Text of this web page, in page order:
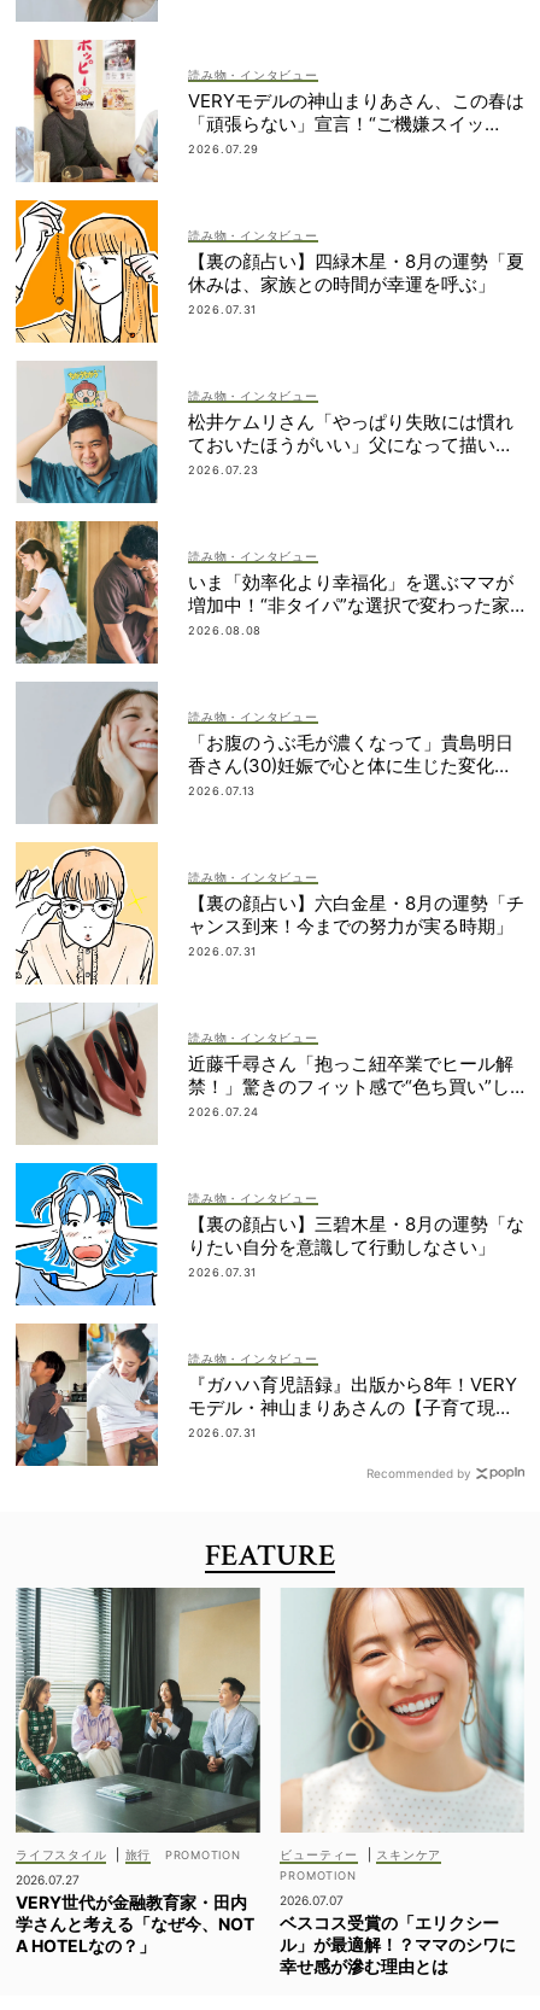
読み物・インタビュー
VERYモデルの神山まりあさん、この春は
「頑張らない」宣言！“ご機嫌スイッ
チ”の入れ方って？
2026.07.29
読み物・インタビュー
【裏の顔占い】四緑木星・8月の運勢「夏
休みは、家族との時間が幸運を呼ぶ」
2026.07.31
読み物・インタビュー
松井ケムリさん「やっぱり失敗には慣れ
ておいたほうがいい」父になって描いた
初めての絵本＜7/24発売＞
2026.07.23
読み物・インタビュー
いま「効率化より幸福化」を選ぶママが
増加中！“非タイパ”な選択で変わった家
族時間【実例5選】
2026.08.08
読み物・インタビュー
「お腹のうぶ毛が濃くなって」貴島明日
香さん(30)妊娠で心と体に生じた変化も
「愛しいです」
2026.07.13
読み物・インタビュー
【裏の顔占い】六白金星・8月の運勢「チ
ャンス到来！今までの努力が実る時期」
2026.07.31
読み物・インタビュー
近藤千尋さん「抱っこ紐卒業でヒール解
禁！」驚きのフィット感で“色ち買い”し
たパンプスって？
2026.07.24
読み物・インタビュー
【裏の顔占い】三碧木星・8月の運勢「な
りたい自分を意識して行動しなさい」
2026.07.31
読み物・インタビュー
『ガハハ育児語録』出版から8年！VERY
モデル・神山まりあさんの【子育て現在
地】
2026.07.31
Recommended by
FEATURE
ライフスタイル
旅行
2026.07.27
VERY世代が金融教育家・田内
学さんと考える「なぜ今、NOT
A HOTELなの？」
ビューティー スキンケア
2026.07.07
ベスコス受賞の「エリクシー
ル」が最適解！？ママのシワに
幸せ感が滲む理由とは